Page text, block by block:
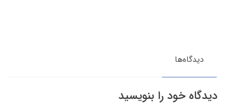
دیدگاه‌ها
دیدگاه خود را بنویسید